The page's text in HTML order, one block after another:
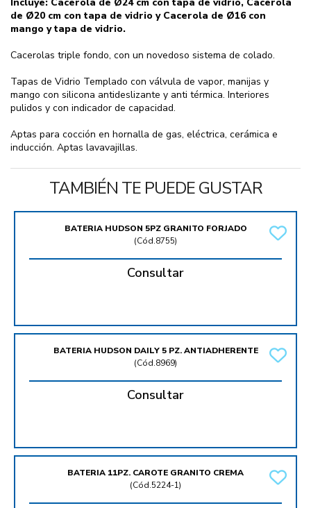
Incluye: Cacerola de Ø24 cm con tapa de vidrio, Cacerola
de Ø20 cm con tapa de vidrio y Cacerola de Ø16 con
mango y tapa de vidrio.
Cacerolas triple fondo, con un novedoso sistema de colado.
Tapas de Vidrio Templado con válvula de vapor, manijas y
mango con silicona antideslizante y anti térmica. Interiores
pulidos y con indicador de capacidad.
Aptas para cocción en hornalla de gas, eléctrica, cerámica e
inducción. Aptas lavavajillas.
TAMBIÉN TE PUEDE GUSTAR
BATERIA HUDSON 5PZ GRANITO FORJADO
(Cód.8755)
Consultar
BATERIA HUDSON DAILY 5 PZ. ANTIADHERENTE
(Cód.8969)
Consultar
BATERIA 11PZ. CAROTE GRANITO CREMA
(Cód.5224-1)